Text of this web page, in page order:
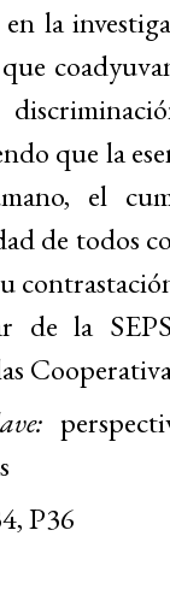
la
que la
el
de todos
de la
P36